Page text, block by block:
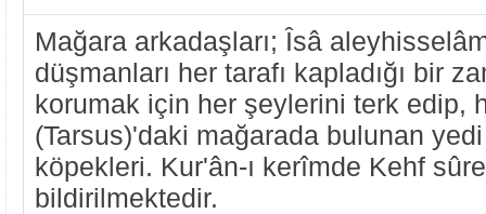
Mağara arkadaşları; Îsâ
düşmanları her tarafı kapladığı bir
korumak için her şeylerini terk edip,
(Tarsus)'daki mağarada bulunan
köpekleri. Kur'ân-ı kerîmde Kehf
bildirilmektedir.